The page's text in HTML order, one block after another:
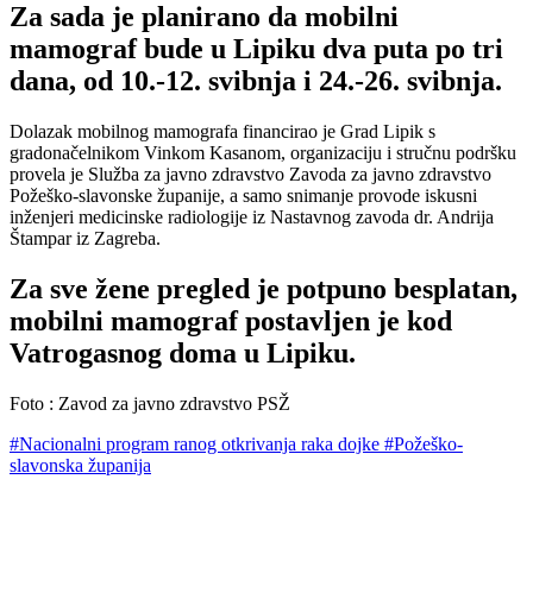
Za sada je planirano da mobilni
mamograf bude u Lipiku dva puta po tri
dana, od 10.-12. svibnja i 24.-26. svibnja.
Dolazak mobilnog mamografa financirao je Grad Lipik s
gradonačelnikom Vinkom Kasanom, organizaciju i stručnu podršku
provela je Služba za javno zdravstvo Zavoda za javno zdravstvo
Požeško-slavonske županije, a samo snimanje provode iskusni
inženjeri medicinske radiologije iz Nastavnog zavoda dr. Andrija
Štampar iz Zagreba.
Za sve žene pregled je potpuno besplatan,
mobilni mamograf postavljen je kod
Vatrogasnog doma u Lipiku.
Foto : Zavod za javno zdravstvo PSŽ
#Nacionalni program ranog otkrivanja raka dojke #Požeško-
slavonska županija